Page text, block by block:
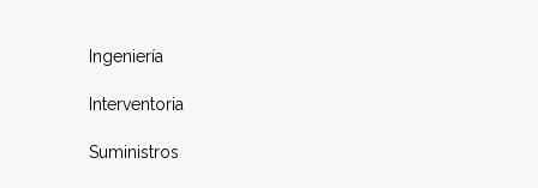
Ingeniería
Interventoria
Suministros